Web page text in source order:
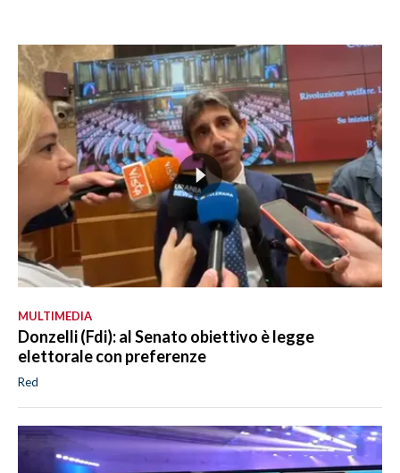
MULTIMEDIA
Donzelli (Fdi): al Senato obiettivo è legge
elettorale con preferenze
Red